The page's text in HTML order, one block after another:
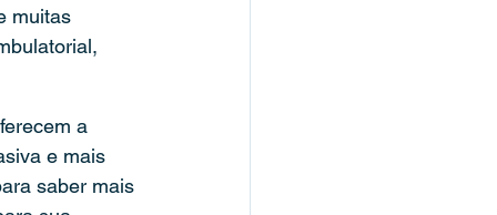
muitas
a
e mais
saber mais